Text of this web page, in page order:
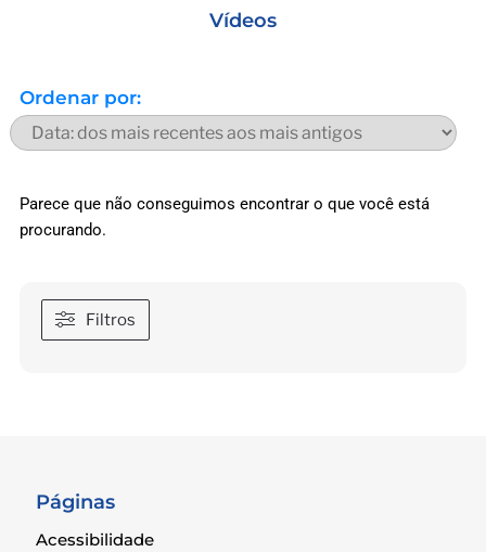
Vídeos
Ordenar por:
Parece que não conseguimos encontrar o que você está
procurando.
Páginas
Acessibilidade